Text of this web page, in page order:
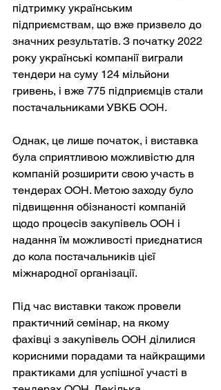
підтримку українським
підприємствам, що вже призвело до
значних результатів. З початку 2022
року українські компанії виграли
тендери на суму 124 мільйони
гривень, і вже 775 підприємців стали
постачальниками УВКБ ООН.
Однак, це лише початок, і виставка
була сприятливою можливістю для
компаній розширити свою участь в
тендерах ООН. Метою заходу було
підвищення обізнаності компаній
щодо процесів закупівель ООН і
надання їм можливості приєднатися
до кола постачальників цієї
міжнародної організації.
Під час виставки також провели
практичний семінар, на якому
фахівці з закупівель ООН ділилися
корисними порадами та найкращими
практиками для успішної участі в